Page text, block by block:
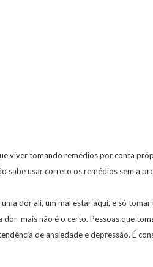
viver tomando remédios por conta
sabe usar correto os remédios sem a
uma dor ali, um mal estar aqui, e só
dor mais não é o certo. Pessoas que
de ansiedade e depressão. É